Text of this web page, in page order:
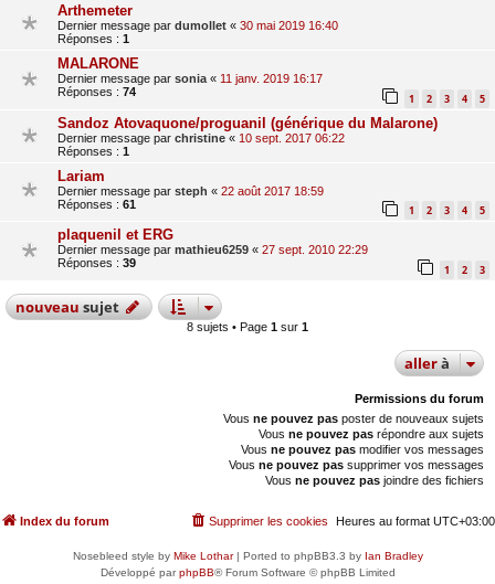
Arthemeter
Dernier message par dumollet « 30 mai 2019 16:40
Réponses : 1
MALARONE
Dernier message par sonia « 11 janv. 2019 16:17
Réponses : 74 1 2 3 4 5
Sandoz Atovaquone/proguanil (générique du Malarone)
Dernier message par christine « 10 sept. 2017 06:22
Réponses : 1
Lariam
Dernier message par steph « 22 août 2017 18:59
Réponses : 61 1 2 3 4 5
plaquenil et ERG
Dernier message par mathieu6259 « 27 sept. 2010 22:29
Réponses : 39 1 2 3
nouveausujet
8 sujets • Page 1 sur 1
allerà
Permissions du forum
Vous ne pouvez pas poster de nouveaux sujets
Vous ne pouvez pas répondre aux sujets
Vous ne pouvez pas modifier vos messages
Vous ne pouvez pas supprimer vos messages
Vous ne pouvez pas joindre des fichiers
Index du forum Heures au format UTC+03:00
Supprimer les cookies
Nosebleed style by Mike Lothar| Ported to phpBB3.3 by Ian Bradley
Développé parphpBB® Forum Software © phpBB Limited